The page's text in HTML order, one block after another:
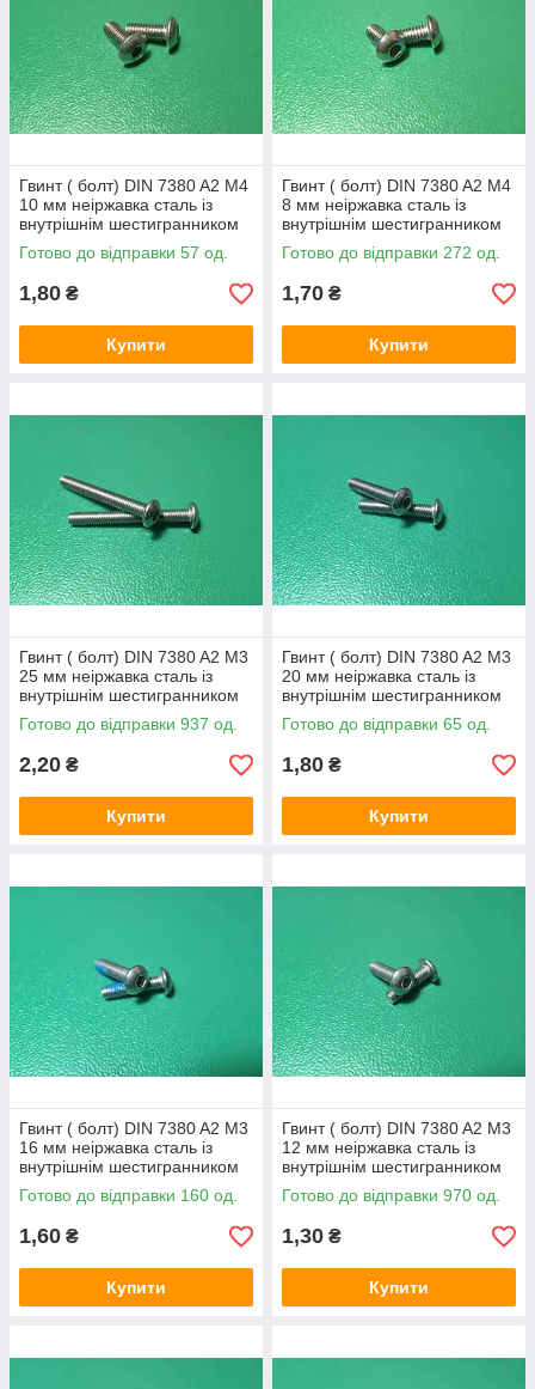
Гвинт ( болт) DIN 7380 A2 M4
10 мм неіржавка сталь із
внутрішнім шестигранником
Готово до відправки 57 од.
1,80 ₴
Купити
Гвинт ( болт) DIN 7380 A2 M4
8 мм неіржавка сталь із
внутрішнім шестигранником
Готово до відправки 272 од.
1,70 ₴
Купити
Гвинт ( болт) DIN 7380 A2 M3
25 мм неіржавка сталь із
внутрішнім шестигранником
Готово до відправки 937 од.
2,20 ₴
Купити
Гвинт ( болт) DIN 7380 A2 M3
20 мм неіржавка сталь із
внутрішнім шестигранником
Готово до відправки 65 од.
1,80 ₴
Купити
Гвинт ( болт) DIN 7380 A2 M3
16 мм неіржавка сталь із
внутрішнім шестигранником
Готово до відправки 160 од.
1,60 ₴
Купити
Гвинт ( болт) DIN 7380 A2 M3
12 мм неіржавка сталь із
внутрішнім шестигранником
Готово до відправки 970 од.
1,30 ₴
Купити